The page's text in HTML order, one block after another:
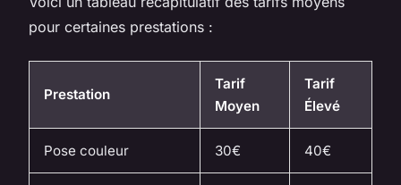
pour certaines prestations :
Prestation
Tarif
Moyen
Tarif
Élevé
Pose couleur 30€ 40€